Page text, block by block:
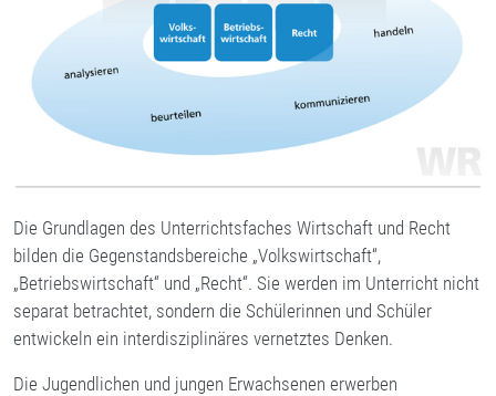
Die Grundlagen des Unterrichtsfaches Wirtschaft und Recht
bilden die Gegenstandsbereiche „Volkswirtschaft“,
„Betriebswirtschaft“ und „Recht“. Sie werden im Unterricht nicht
separat betrachtet, sondern die Schülerinnen und Schüler
entwickeln ein interdisziplinäres vernetztes Denken.
Die Jugendlichen und jungen Erwachsenen erwerben